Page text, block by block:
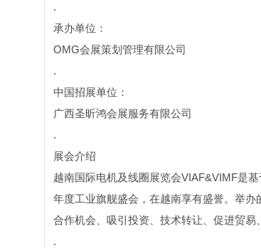
.
承办单位：
OMG会展策划管理有限公司
.
中国招展单位：
广西圣昕鸿会展服务有限公司
.
展会介绍
越南国际电机及线圈展览会VIAF&VIMF是
年度工业旗舰盛会，在越南享有盛誉。举
合作机会、吸引投资、技术转让、促进贸
.